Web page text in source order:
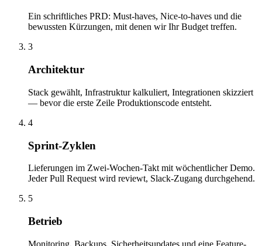
Ein schriftliches PRD: Must-haves, Nice-to-haves und die
bewussten Kürzungen, mit denen wir Ihr Budget treffen.
3
Architektur
Stack gewählt, Infrastruktur kalkuliert, Integrationen skizziert
— bevor die erste Zeile Produktionscode entsteht.
4
Sprint-Zyklen
Lieferungen im Zwei-Wochen-Takt mit wöchentlicher Demo.
Jeder Pull Request wird reviewt, Slack-Zugang durchgehend.
5
Betrieb
Monitoring, Backups, Sicherheitsupdates und eine Feature-